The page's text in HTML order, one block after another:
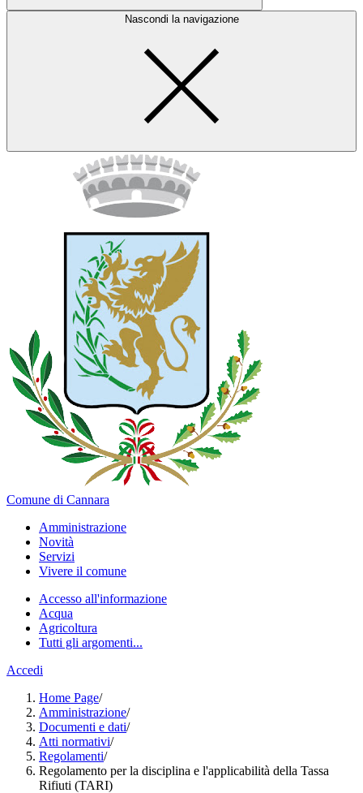
Nascondi la navigazione
Comune di Cannara
Amministrazione
Novità
Servizi
Vivere il comune
Accesso all'informazione
Acqua
Agricoltura
Tutti gli argomenti...
Accedi
Home Page/
Amministrazione/
Documenti e dati/
Atti normativi/
Regolamenti/
Regolamento per la disciplina e l'applicabilità della Tassa
Rifiuti (TARI)